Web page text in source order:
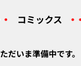
コミックス
ただいま準備中です。